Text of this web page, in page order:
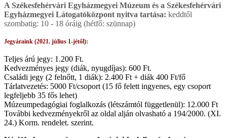
A Székesfehérvári Egyházmegyei Múzeum és a Székesfehérvári
Egyházmegyei Látogatóközpont nyitva tartása: keddtől
szombatig: 10 - 18 óráig (hétfő: szünnap)
Jegyáraink (2021. július 1-jétől):
Teljes árú jegy: 1.200 Ft.
Kedvezményes jegy (diák, nyugdíjas): 600 Ft.
Családi jegy (2 felnőtt, 1 diák): 2.400 Ft + diák 400 Ft/fő
Tárlatvezetés: 5000 Ft/csoport (15 fő felett ingyenes, egy csoport
legfeljebb 35 fős lehet)
Múzeumpedagógiai foglalkozás (létszámtól függetlenül): 12.000 Ft
További kedvezményekről az oldal alján olvasható a 194/2000. (XI.
24.) Korm. rendelet. szerint.